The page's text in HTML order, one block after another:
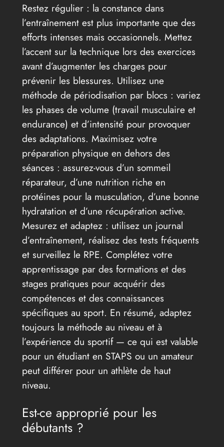
Restez régulier : la constance dans
l’entraînement est plus importante que des
efforts intenses mais occasionnels. Mettez
l’accent sur la technique lors des exercices
avant d’augmenter les charges pour
prévenir les blessures. Utilisez une
méthode de périodisation par blocs : variez
les phases de volume (travail musculaire et
endurance) et d’intensité pour provoquer
des adaptations. Maximisez votre
préparation physique en dehors des
séances : assurez-vous d’un sommeil
réparateur, d’une nutrition riche en
protéines pour la musculation, d’une bonne
hydratation et d’une récupération active.
Mesurez et adaptez : utilisez un journal
d’entraînement, réalisez des tests fréquents
et surveillez le RPE. Complétez votre
apprentissage par des formations et des
stages pratiques pour acquérir des
compétences et des connaissances
spécifiques au sport. En résumé, adaptez
toujours la méthode au niveau et à
l’expérience du sportif — ce qui est valable
pour un étudiant en STAPS ou un amateur
peut différer pour un athlète de haut
niveau.
Est-ce approprié pour les
débutants ?